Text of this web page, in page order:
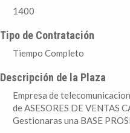
1400
Tipo de Contratación
Tiempo Completo
Descripción de la Plaza
Empresa de
de ASESORES DE VENTAS
Gestionaras una BASE